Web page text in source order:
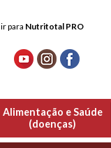
ir para Nutritotal PRO
Alimentação e Saúde
(doenças)